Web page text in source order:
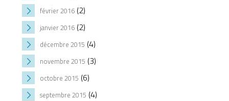
février 2016(2)
janvier 2016(2)
décembre 2015 (4)
novembre 2015 (3)
octobre 2015 (6)
septembre 2015 (4)